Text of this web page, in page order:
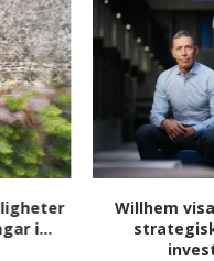
i...
Willhem